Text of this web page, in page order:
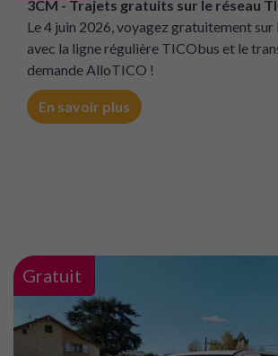
Le 4 juin 2026, voyagez gratuitement sur
avec la ligne régulière TICObus et le
demande AlloTICO !